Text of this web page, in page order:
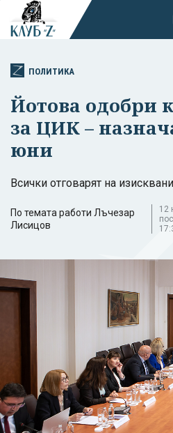
ПОЛИТИКА
Йотова одобри
за ЦИК –
юни
Всички отговарят на
По темата работи Лъчезар
Лисицов
12